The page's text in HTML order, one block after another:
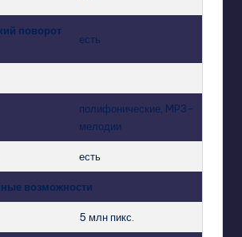
поворот
есть
полифонические, MP3-
мелодии
есть
возможности
5 млн пикс.